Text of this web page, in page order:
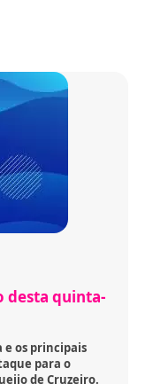
desta quinta-
e os principais
para o
de Cruzeiro.